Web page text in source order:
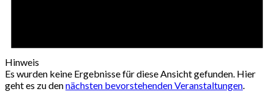
Hinweis
Es wurden keine Ergebnisse für diese Ansicht gefunden. Hier
geht es zu dennächsten bevorstehenden Veranstaltungen.